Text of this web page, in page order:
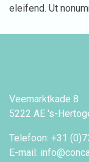
eleifend. Ut
Veemarktkade 8
5222 AE 's-
Telefoon: +31
E-mail: